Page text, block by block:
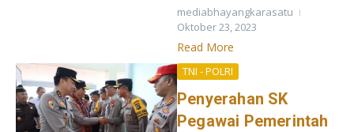
mediabhayangkarasatu
Oktober 23, 2023
Read More
TNI - POLRI
Penyerahan SK
Pegawai Pemerintah